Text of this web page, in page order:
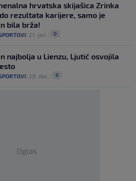
hrvatska skijašica Zrinka
rezultata karijere, samo je
bila brža!
21. jan. 0
najbolja u Lienzu, Ljutić osvojila
28. dec. 0
Oglas